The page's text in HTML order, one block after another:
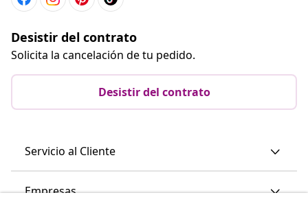
Desistir del contrato
Solicita la cancelación de tu pedido.
Desistir del contrato
Servicio al Cliente
Empresas